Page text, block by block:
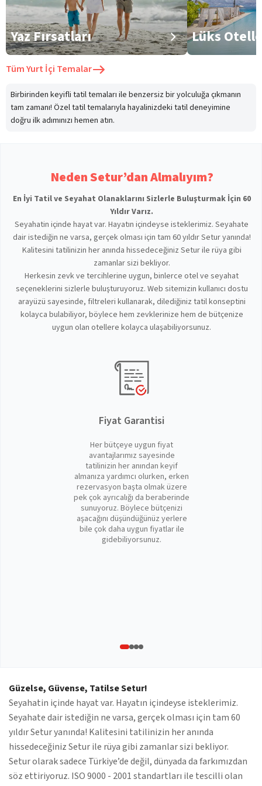
Yaz Fırsatları Lüks
TümYurt İçi Temalar
Birbirinden keyifli tatil temaları ile benzersiz bir yolculuğa çıkmanın
tam zamanı! Özel tatil temalarıyla hayalinizdeki tatil deneyimine
doğru ilk adımınızı hemen atın.
Neden Setur’dan Almalıyım?
En İyi Tatil ve Seyahat Olanaklarını Sizlerle Buluşturmak İçin 60
Yıldır Varız.
Seyahatin içinde hayat var. Hayatın içindeyse isteklerimiz. Seyahate
dair istediğin ne varsa, gerçek olması için tam 60 yıldır Setur yanında!
Kalitesini tatilinizin her anında hissedeceğiniz Setur ile rüya gibi
zamanlar sizi bekliyor.
Herkesin zevk ve tercihlerine uygun, binlerce otel ve seyahat
seçeneklerini sizlerle buluşturuyoruz. Web sitemizin kullanıcı dostu
arayüzü sayesinde, filtreleri kullanarak, dilediğiniz tatil konseptini
kolayca bulabiliyor, böylece hem zevklerinize hem de bütçenize
uygun olan otellere kolayca ulaşabiliyorsunuz.
Fiyat Garantisi
Her bütçeye uygun fiyat
avantajlarımız sayesinde
tatilinizin her anından keyif
almanıza yardımcı olurken, erken
rezervasyon başta olmak üzere
pek çok ayrıcalığı da beraberinde
sunuyoruz. Böylece bütçenizi
aşacağını düşündüğünüz yerlere
bile çok daha uygun fiyatlar ile
gidebiliyorsunuz.
Güzelse, Güvense, Tatilse Setur!
Seyahatin içinde hayat var. Hayatın içindeyse isteklerimiz.
Seyahate dair istediğin ne varsa, gerçek olması için tam 60
yıldır Setur yanında! Kalitesini tatilinizin her anında
hissedeceğiniz Setur ile rüya gibi zamanlar sizi bekliyor.
Setur olarak sadece Türkiye’de değil, dünyada da farkımızdan
söz ettiriyoruz. ISO 9000 - 2001 standartları ile tescilli olan